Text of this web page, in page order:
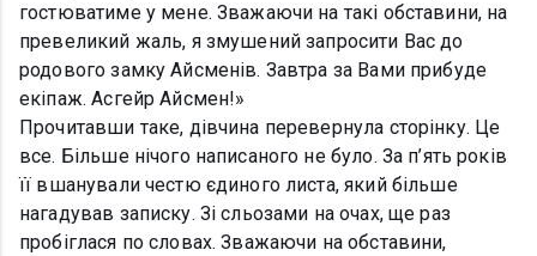
гостюватиме у мене. Зважаючи на такі обставини, на
превеликий жаль, я змушений запросити Вас до
родового замку Айсменів. Завтра за Вами прибуде
екіпаж. Асгейр Айсмен!»
Прочитавши таке, дівчина перевернула сторінку. Це
все. Більше нічого написаного не було. За п’ять років
її вшанували честю єдиного листа, який більше
нагадував записку. Зі сльозами на очах, ще раз
пробіглася по словах. Зважаючи на обставини,